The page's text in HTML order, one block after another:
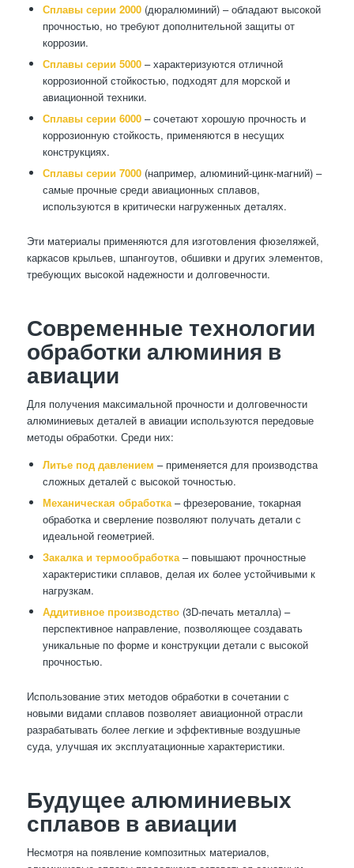
Сплавы серии 2000(дюралюминий) – обладают высокой
прочностью, но требуют дополнительной защиты от
коррозии.
Сплавы серии 5000– характеризуются отличной
коррозионной стойкостью, подходят для морской и
авиационной техники.
Сплавы серии 6000– сочетают хорошую прочность и
коррозионную стойкость, применяются в несущих
конструкциях.
Сплавы серии 7000(например, алюминий-цинк-магний) –
самые прочные среди авиационных сплавов,
используются в критически нагруженных деталях.
Эти материалы применяются для изготовления фюзеляжей,
каркасов крыльев, шпангоутов, обшивки и других элементов,
требующих высокой надежности и долговечности.
Современные технологии
обработки алюминия в
авиации
Для получения максимальной прочности и долговечности
алюминиевых деталей в авиации используются передовые
методы обработки. Среди них:
Литье под давлением – применяется для производства
сложных деталей с высокой точностью.
Механическая обработка– фрезерование, токарная
обработка и сверление позволяют получать детали с
идеальной геометрией.
Закалка и термообработка– повышают прочностные
характеристики сплавов, делая их более устойчивыми к
нагрузкам.
Аддитивное производство(3D-печать металла) –
перспективное направление, позволяющее создавать
уникальные по форме и конструкции детали с высокой
прочностью.
Использование этих методов обработки в сочетании с
новыми видами сплавов позволяет авиационной отрасли
разрабатывать более легкие и эффективные воздушные
суда, улучшая их эксплуатационные характеристики.
Будущее алюминиевых
сплавов в авиации
Несмотря на появление композитных материалов,